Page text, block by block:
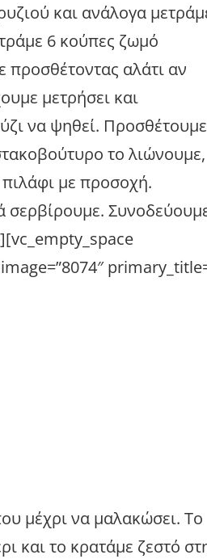
και ανάλογα
6 κούπες ζωμό
αλάτι αν
μετρήσει και
να ψηθεί. Προσθέτουμε
το λιώνουμε,
με προσοχή.
σερβίρουμε.
μέχρι να μαλακώσει. Το
και το κρατάμε ζεστό